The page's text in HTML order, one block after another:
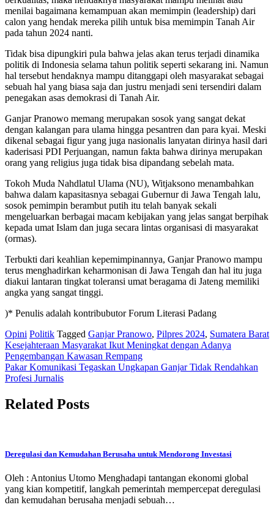
menilai bagaimana kemampuan akan memimpin (leadership) dari
calon yang hendak mereka pilih untuk bisa memimpin Tanah Air
pada tahun 2024 nanti.
Tidak bisa dipungkiri pula bahwa jelas akan terus terjadi dinamika
politik di Indonesia selama tahun politik seperti sekarang ini. Namun
hal tersebut hendaknya mampu ditanggapi oleh masyarakat sebagai
sebuah hal yang biasa saja dan justru menjadi seni tersendiri dalam
penegakan asas demokrasi di Tanah Air.
Ganjar Pranowo memang merupakan sosok yang sangat dekat
dengan kalangan para ulama hingga pesantren dan para kyai. Meski
dikenal sebagai figur yang juga nasionalis lanyatan dirinya hasil dari
kaderisasi PDI Perjuangan, namun fakta bahwa dirinya merupakan
orang yang religius juga tidak bisa dipandang sebelah mata.
Tokoh Muda Nahdlatul Ulama (NU), Witjaksono menambahkan
bahwa dalam kapasitasnya sebagai Gubernur di Jawa Tengah lalu,
sosok pemimpin berambut putih itu telah banyak sekali
mengeluarkan berbagai macam kebijakan yang jelas sangat berpihak
kepada umat Islam dan juga secara lintas organisasi di masyarakat
(ormas).
Terbukti dari keahlian kepemimpinannya, Ganjar Pranowo mampu
terus menghadirkan keharmonisan di Jawa Tengah dan hal itu juga
diakui lantaran tingkat toleransi umat beragama di Jateng memiliki
angka yang sangat tinggi.
)* Penulis adalah kontribubutor Forum Literasi Padang
Opini Politik Tagged Ganjar Pranowo, Pilpres 2024, Sumatera Barat
Post
navigation
Kesejahteraan Masyarakat Ikut Meningkat dengan Adanya
Pengembangan Kawasan Rempang
Pakar Komunikasi Tegaskan Ungkapan Ganjar Tidak Rendahkan
Profesi Jurnalis
Related Posts
Deregulasi dan Kemudahan Berusaha untuk Mendorong Investasi
Oleh : Antonius Utomo Menghadapi tantangan ekonomi global
yang kian kompetitif, langkah pemerintah mempercepat deregulasi
dan kemudahan berusaha menjadi sebuah…